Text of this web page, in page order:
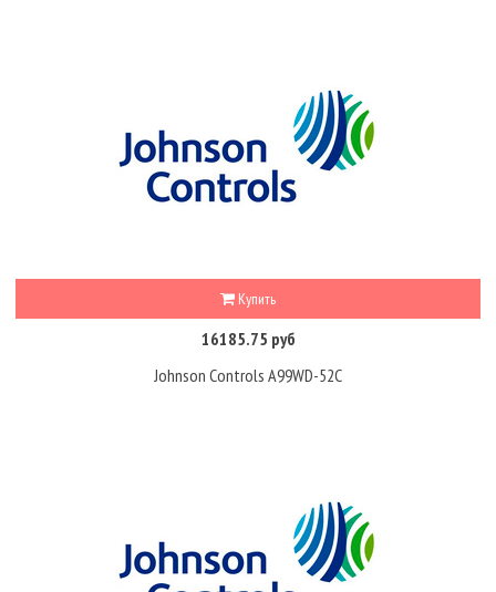
Купить
16185.75 руб
Johnson Controls A99WD-52C